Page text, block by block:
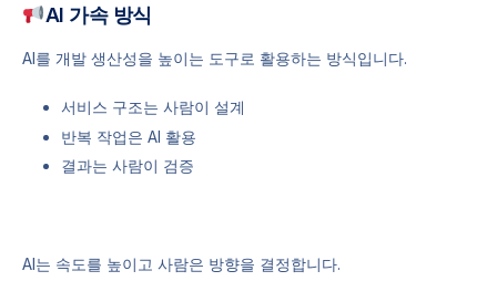
AI 가속 방식
AI를 개발 생산성을 높이는 도구로 활용하는 방식입니다.
서비스 구조는 사람이 설계
반복 작업은 AI 활용
결과는 사람이 검증
AI는 속도를 높이고 사람은 방향을 결정합니다.